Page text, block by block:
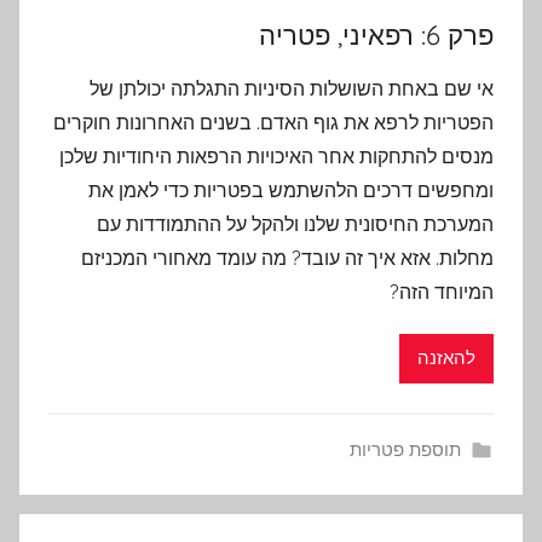
פרק 6: רפאיני, פטריה
אי שם באחת השושלות הסיניות התגלתה יכולתן של
הפטריות לרפא את גוף האדם. בשנים האחרונות חוקרים
מנסים להתחקות אחר האיכויות הרפאות היחודיות שלכן
ומחפשים דרכים הלהשתמש בפטריות כדי לאמן את
המערכת החיסונית שלנו ולהקל על ההתמודדות עם
מחלות. אזא איך זה עובד? מה עומד מאחורי המכניזם
המיוחד הזה?
להאזנה
תוספת פטריות